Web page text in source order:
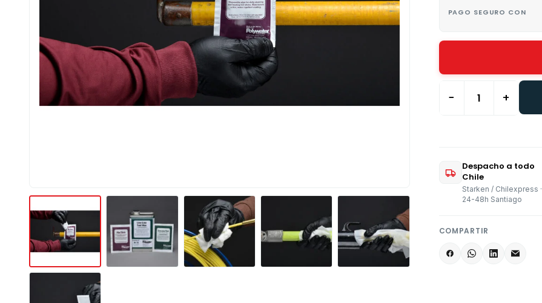
PAGO SEGURO CON
− +
Despacho a todo
Chile
Starken / Chilexpress ·
24-48h Santiago
COMPARTIR